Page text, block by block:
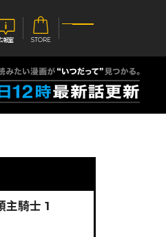
報室 STORE
せはこちら
ド
主騎士 1